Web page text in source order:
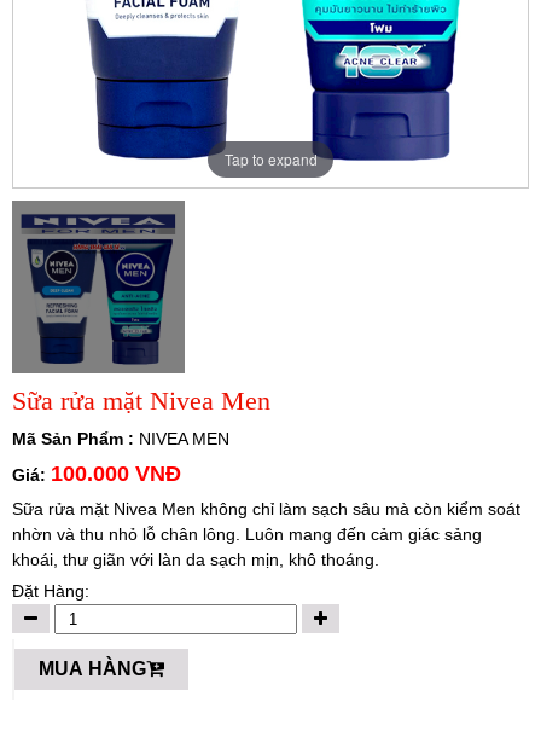
Tap to expand
Sữa rửa mặt Nivea Men
Mã Sản Phẩm : NIVEA MEN
Giá: 100.000 VNĐ
Sữa rửa mặt Nivea Men không chỉ làm sạch sâu mà còn kiểm soát
nhờn và thu nhỏ lỗ chân lông. Luôn mang đến cảm giác sảng
khoái, thư giãn với làn da sạch mịn, khô thoáng.
Đặt Hàng:
MUA HÀNG